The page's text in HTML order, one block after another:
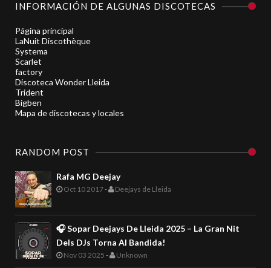
INFORMACIÓN DE ALGUNAS DISCOTECAS
Página principal
LaNuit Discothèque
Systema
Scarlet
factory
Discoteca Wonder Lleida
Trident
Bigben
Mapa de discotecas y locales
RANDOM POST
Rafa MG Deejay
Oct 10 2017- Deejays de Lleida
🎧 Sopar Deejays De Lleida 2025 – La Gran Nit
Dels DJs Torna Al Bandida!
Nov 03 2025 - Unknown